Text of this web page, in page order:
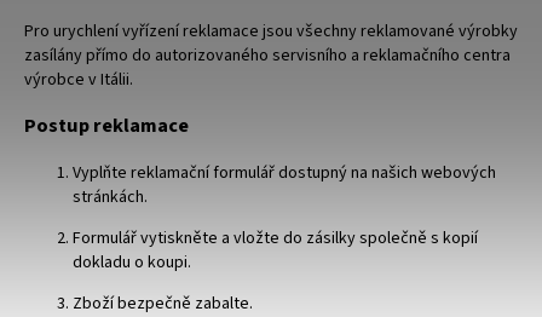
Pro urychlení vyřízení reklamace jsou všechny reklamované výrobky
zasílány přímo do autorizovaného servisního a reklamačního centra
výrobce v Itálii.
Postup reklamace
Vyplňte reklamační formulář dostupný na našich webových
stránkách.
Formulář vytiskněte a vložte do zásilky společně s kopií
dokladu o koupi.
Zboží bezpečně zabalte.